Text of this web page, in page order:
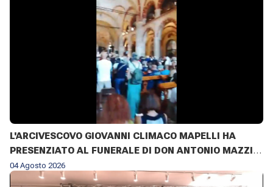
L'ARCIVESCOVO GIOVANNI CLIMACO MAPELLI HA
PRESENZIATO AL FUNERALE DI DON ANTONIO MAZZI
NELLA BASILICA DI SANT'AMBROGIO A MILANO IL 3
AGOSTO 2026 ✨
04 Agosto 2026